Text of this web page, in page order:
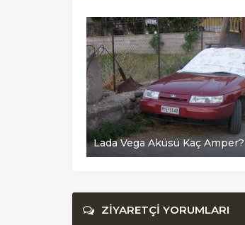
Lada Vega Aküsü Kaç Amper?
ZİYARETÇİ YORUMLARI